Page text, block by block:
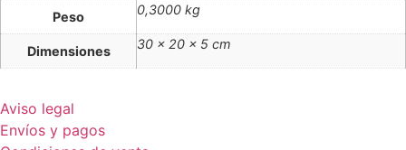
Peso 0,3000 kg
Dimensiones 30 × 20 × 5 cm
Aviso legal
Envíos y pagos